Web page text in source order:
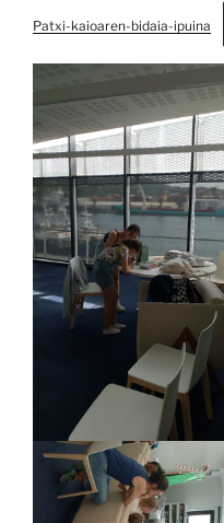
Patxi-kaioaren-bidaia-ipuina